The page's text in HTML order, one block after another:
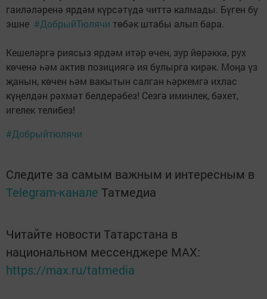
гаиләләренә ярдәм күрсәтүдә читтә калмады. Бүген бу
эшне #ДобрыйТюлячи төбәк штабы алып бара.
Кешеләргә риясыз ярдәм итәр өчен, зур йөрәккә, рух
көченә һәм актив позициягә ия булырга кирәк. Моңа үз
җанын, көчен һәм вакытын салган һәркемгә ихлас
күңелдән рәхмәт белдерәбез! Сезгә иминлек, бәхет,
игелек телибез!
#Добрыйтюлячи
Следите за самым важным и интересным в
Telegram-канале Татмедиа
Читайте новости Татарстана в
национальном мессенджере MАХ:
https://max.ru/tatmedia